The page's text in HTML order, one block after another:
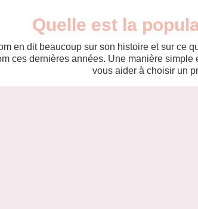
Quelle est la
en dit beaucoup sur son histoire et sur
ces dernières années. Une manière
vous aider à choisir un